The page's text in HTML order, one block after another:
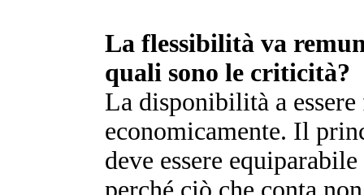
La flessibilità va
quali sono le criticità?
La disponibilità a
economicamente. Il
deve essere